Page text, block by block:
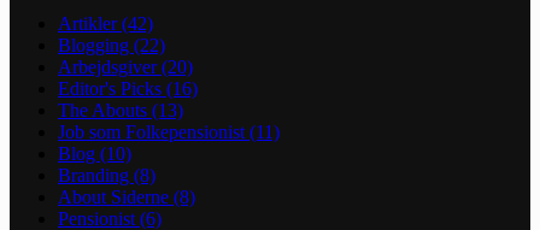
Artikler(42)
Blogging (22)
Arbejdsgiver(20)
Editor's Picks (16)
The Abouts (13)
Job som Folkepensionist (11)
Blog (10)
Branding (8)
About Siderne (8)
Pensionist (6)